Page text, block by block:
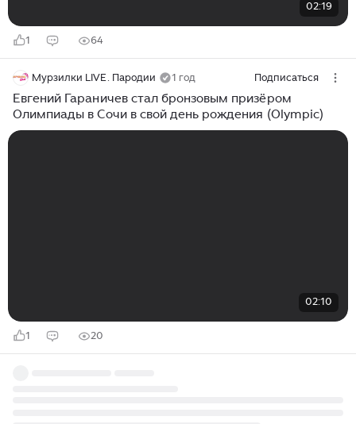
02:19
1 64
Мурзилки LIVE. Пародии 1 год Подписаться
Евгений Гараничев стал бронзовым призёром
Олимпиады в Сочи в свой день рождения (Olympic)
02:10
1 20